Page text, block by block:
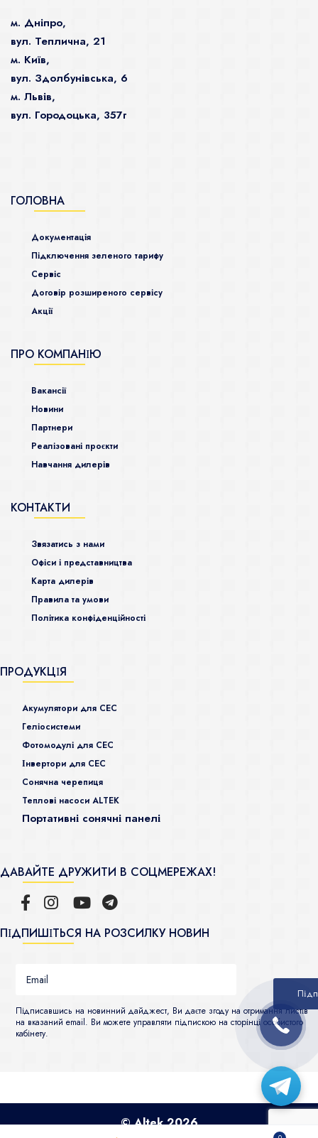
м. Дніпро,
вул. Теплична, 21
м. Київ,
вул. Здолбунівська, 6
м. Львів,
вул. Городоцька, 357г
ГОЛОВНА
Документація
Підключення зеленого тарифу
Сервіс
Договір розширеного сервісу
Акції
ПРО КОМПАНІЮ
Ваканcії
Новини
Партнери
Реалізовані проєкти
Навчання дилерів
КОНТАКТИ
Звязатись з нами
Офіси і представництва
Карта дилерів
Правила та умови
Політика конфіденційності
ПРОДУКЦІЯ
Акумулятори для СЕС
Гeліосистеми
Фотомодулі для СЕС
Інвертори для СЕС
Сонячна черепиця
Теплові насоси ALTEK
Портативні сонячні панелі
ДАВАЙТЕ ДРУЖИТИ В СОЦМЕРЕЖАХ!
ПІДПИШІТЬСЯ НА РОЗСИЛКУ НОВИН
Підписавшись на новинний дайджест, Ви даєте згоду на отримання листів
на вказаний email. Ви можете управляти підпискою на сторінці особистого
кабінету.
© Altek 2026